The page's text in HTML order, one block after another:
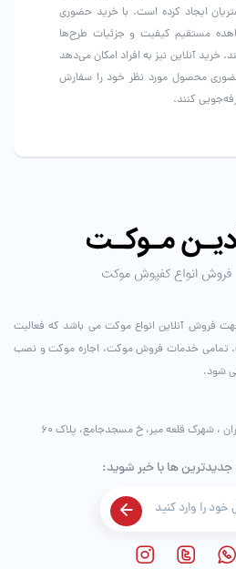
ایجاد کرده است. با خرید حضوری
مستقیم کیفیت و جزئیات طرح‌ها
خرید آنلاین نیز به افراد امکان می‌دهد
محصول مورد نظر خود را سفارش
کنند.
فروش آنلاین انواع موکت می باشد که فعالیت
شروع کرده است. تمامی خدمات فروش موکت، اجاره موکت و نصب
شود.
، شهرک قلعه میر، خ مسجدجامع، پلاک 60
ها با خبر شوید: